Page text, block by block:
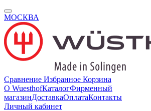
МОСКВА
Сравнение Избранное Корзина
О WuesthofКаталогФирменный
магазинДоставкаОплатаКонтакты
Личный кабинет